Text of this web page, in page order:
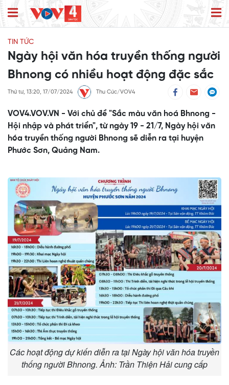
TIN TỨC
Ngày hội văn hóa truyền thống người
Bhnong có nhiều hoạt động đặc sắc
Thứ tư, 13:20, 17/07/2024 Thu Cúc/VOV4
VOV4.VOV.VN - Với chủ đề "Sắc màu văn hoá Bhnong -
Hội nhập và phát triển", từ ngày 19 - 21/7, Ngày hội văn
hóa truyền thống người Bhnong sẽ diễn ra tại huyện
Phước Sơn, Quảng Nam.
Các hoạt động dự kiến diễn ra tại Ngày hội văn hóa truyền
thống người Bhnong. Ảnh: Trần Thiện Hải cung cấp